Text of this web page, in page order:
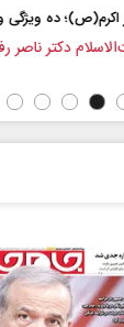
ده ویژگی و چهار
ناصر رفیعی -